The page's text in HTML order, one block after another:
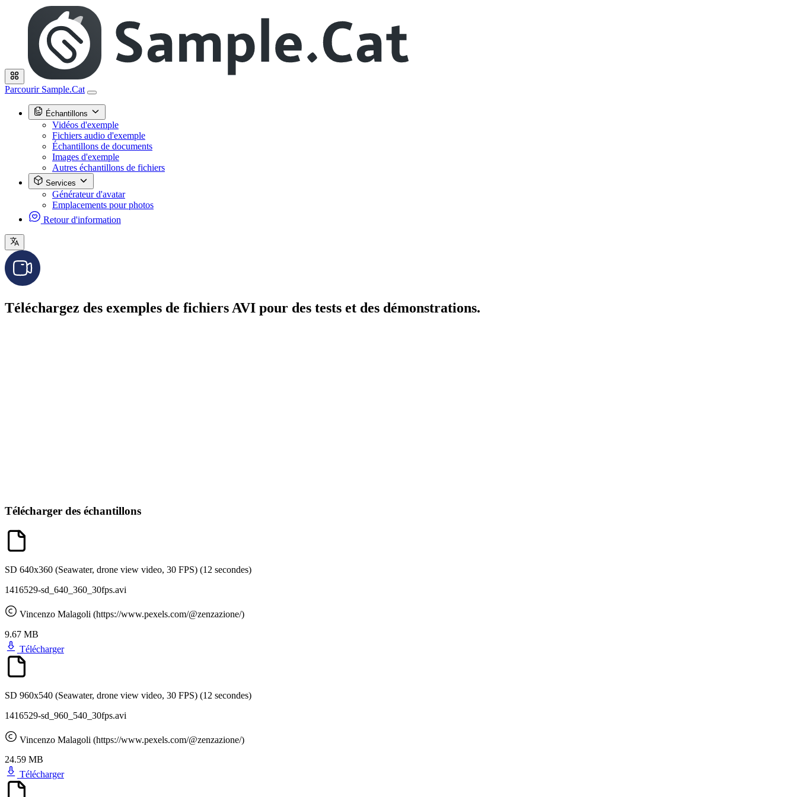
Parcourir Sample.Cat
Échantillons
Vidéos d'exemple
Fichiers audio d'exemple
Échantillons de documents
Images d'exemple
Autres échantillons de fichiers
Services
Générateur d'avatar
Emplacements pour photos
Retour d'information
Téléchargez des exemples de fichiers AVI pour des tests et des démonstrations.
Télécharger des échantillons
SD 640x360 (Seawater, drone view video, 30 FPS) (12 secondes)
1416529-sd_640_360_30fps.avi
Vincenzo Malagoli (https://www.pexels.com/@zenzazione/)
9.67 MB
Télécharger
SD 960x540 (Seawater, drone view video, 30 FPS) (12 secondes)
1416529-sd_960_540_30fps.avi
Vincenzo Malagoli (https://www.pexels.com/@zenzazione/)
24.59 MB
Télécharger